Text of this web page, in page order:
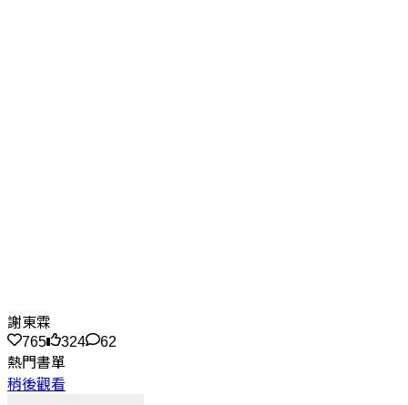
謝東霖
765
324
62
熱門書單
稍後觀看